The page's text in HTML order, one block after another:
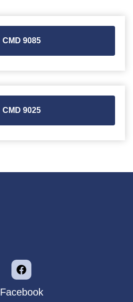
CMD 9085
CMD 9025
Facebook